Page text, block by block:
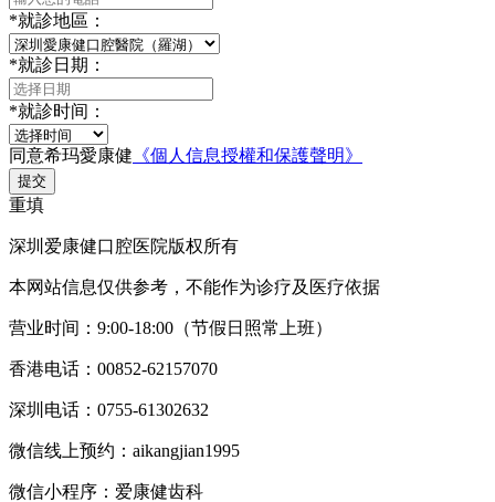
*就診地區：
*就診日期：
*就診时间：
同意希玛愛康健 《個人信息授權和保護聲明》
提交
重填
深圳爱康健口腔医院版权所有
本网站信息仅供参考，不能作为诊疗及医疗依据
营业时间：9:00-18:00（节假日照常上班）
香港电话：00852-62157070
深圳电话：0755-61302632
微信线上预约：aikangjian1995
微信小程序：爱康健齿科